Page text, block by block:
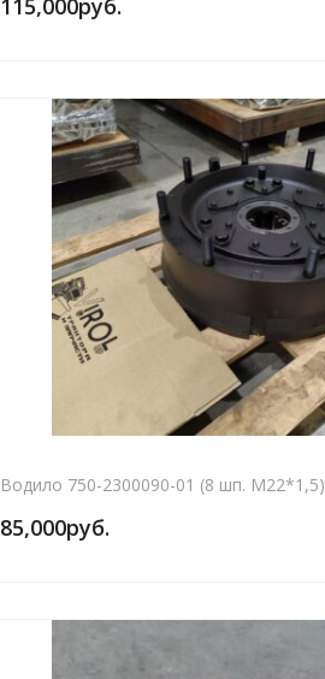
115,000руб.
Водило 750-2300090-01 (8 шп. М22*1,5)
85,000руб.